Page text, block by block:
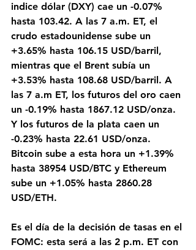
indice dólar (DXY) cae un -0.07%
hasta 103.42. A las 7 a.m. ET, el
crudo estadounidense sube un
+3.65% hasta 106.15 USD/barril,
mientras que el Brent subía un
+3.53% hasta 108.68 USD/barril. A
las 7 a.m ET, los futuros del oro caen
un -0.19% hasta 1867.12 USD/onza.
Y los futuros de la plata caen un
-0.23% hasta 22.61 USD/onza.
Bitcoin sube a esta hora un +1.39%
hasta 38954 USD/BTC y Ethereum
sube un +1.05% hasta 2860.28
USD/ETH.
Es el día de la decisión de tasas en el
FOMC: esta será a las 2 p.m. ET con